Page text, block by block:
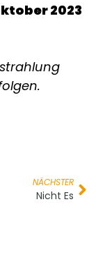
2023
NÄCHSTER
Nicht Es